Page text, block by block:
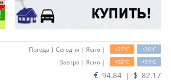
+26oC
+27oC
Погода | Сегодня | Ясно |
+31oC
+32oC
Завтра | Ясно |
€ 94.84 | $ 82.17